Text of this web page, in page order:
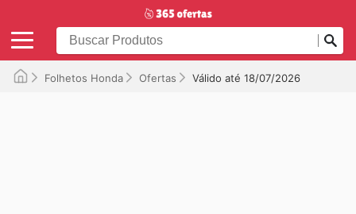
Folhetos Honda Ofertas Válido até 18/07/2026